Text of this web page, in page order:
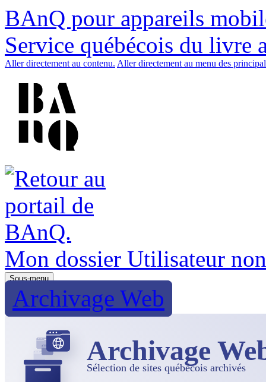
BAnQ pour appareils
Service québécois du livre
Aller directement au contenu. Aller directement au menu des
Mon dossier Utilisateur
Sous-menu
Archivage Web
Archivage
Sélection de sites québécois archivés